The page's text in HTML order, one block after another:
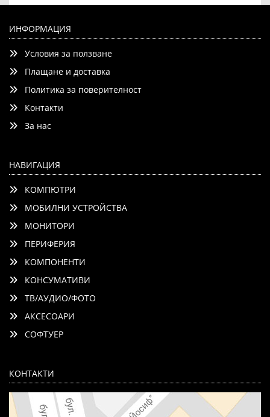
4.6GH/16MB/6C), 15.6" FHD AG 300nits, 16GB 4800Mhz
1DIMM, 512GB PCIe SSD, Wi-Fi 6 +BT 5.4, Backlit Kbd, 3C
Batt, Free Dos
ИНФОРМАЦИЯ
Условия за ползване
Плащане и доставка
Политика за поверителност
Контакти
За нас
НАВИГАЦИЯ
КОМПЮТРИ
МОБИЛНИ УСТРОЙСТВА
МОНИТОРИ
ПЕРИФЕРИЯ
КОМПОНЕНТИ
КОНСУМАТИВИ
ТВ/АУДИО/ФОТО
АКСЕСОАРИ
СОФТУЕР
КОНТАКТИ